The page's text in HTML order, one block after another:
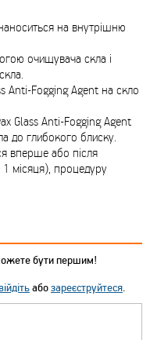
на внутрішню
очищувача скла і
Anti-Fogging Agent на скло
Glass Anti-Fogging Agent
до глибокого блиску.
вперше або після
місяця), процедуру
бути першим!
абозареєструйтеся